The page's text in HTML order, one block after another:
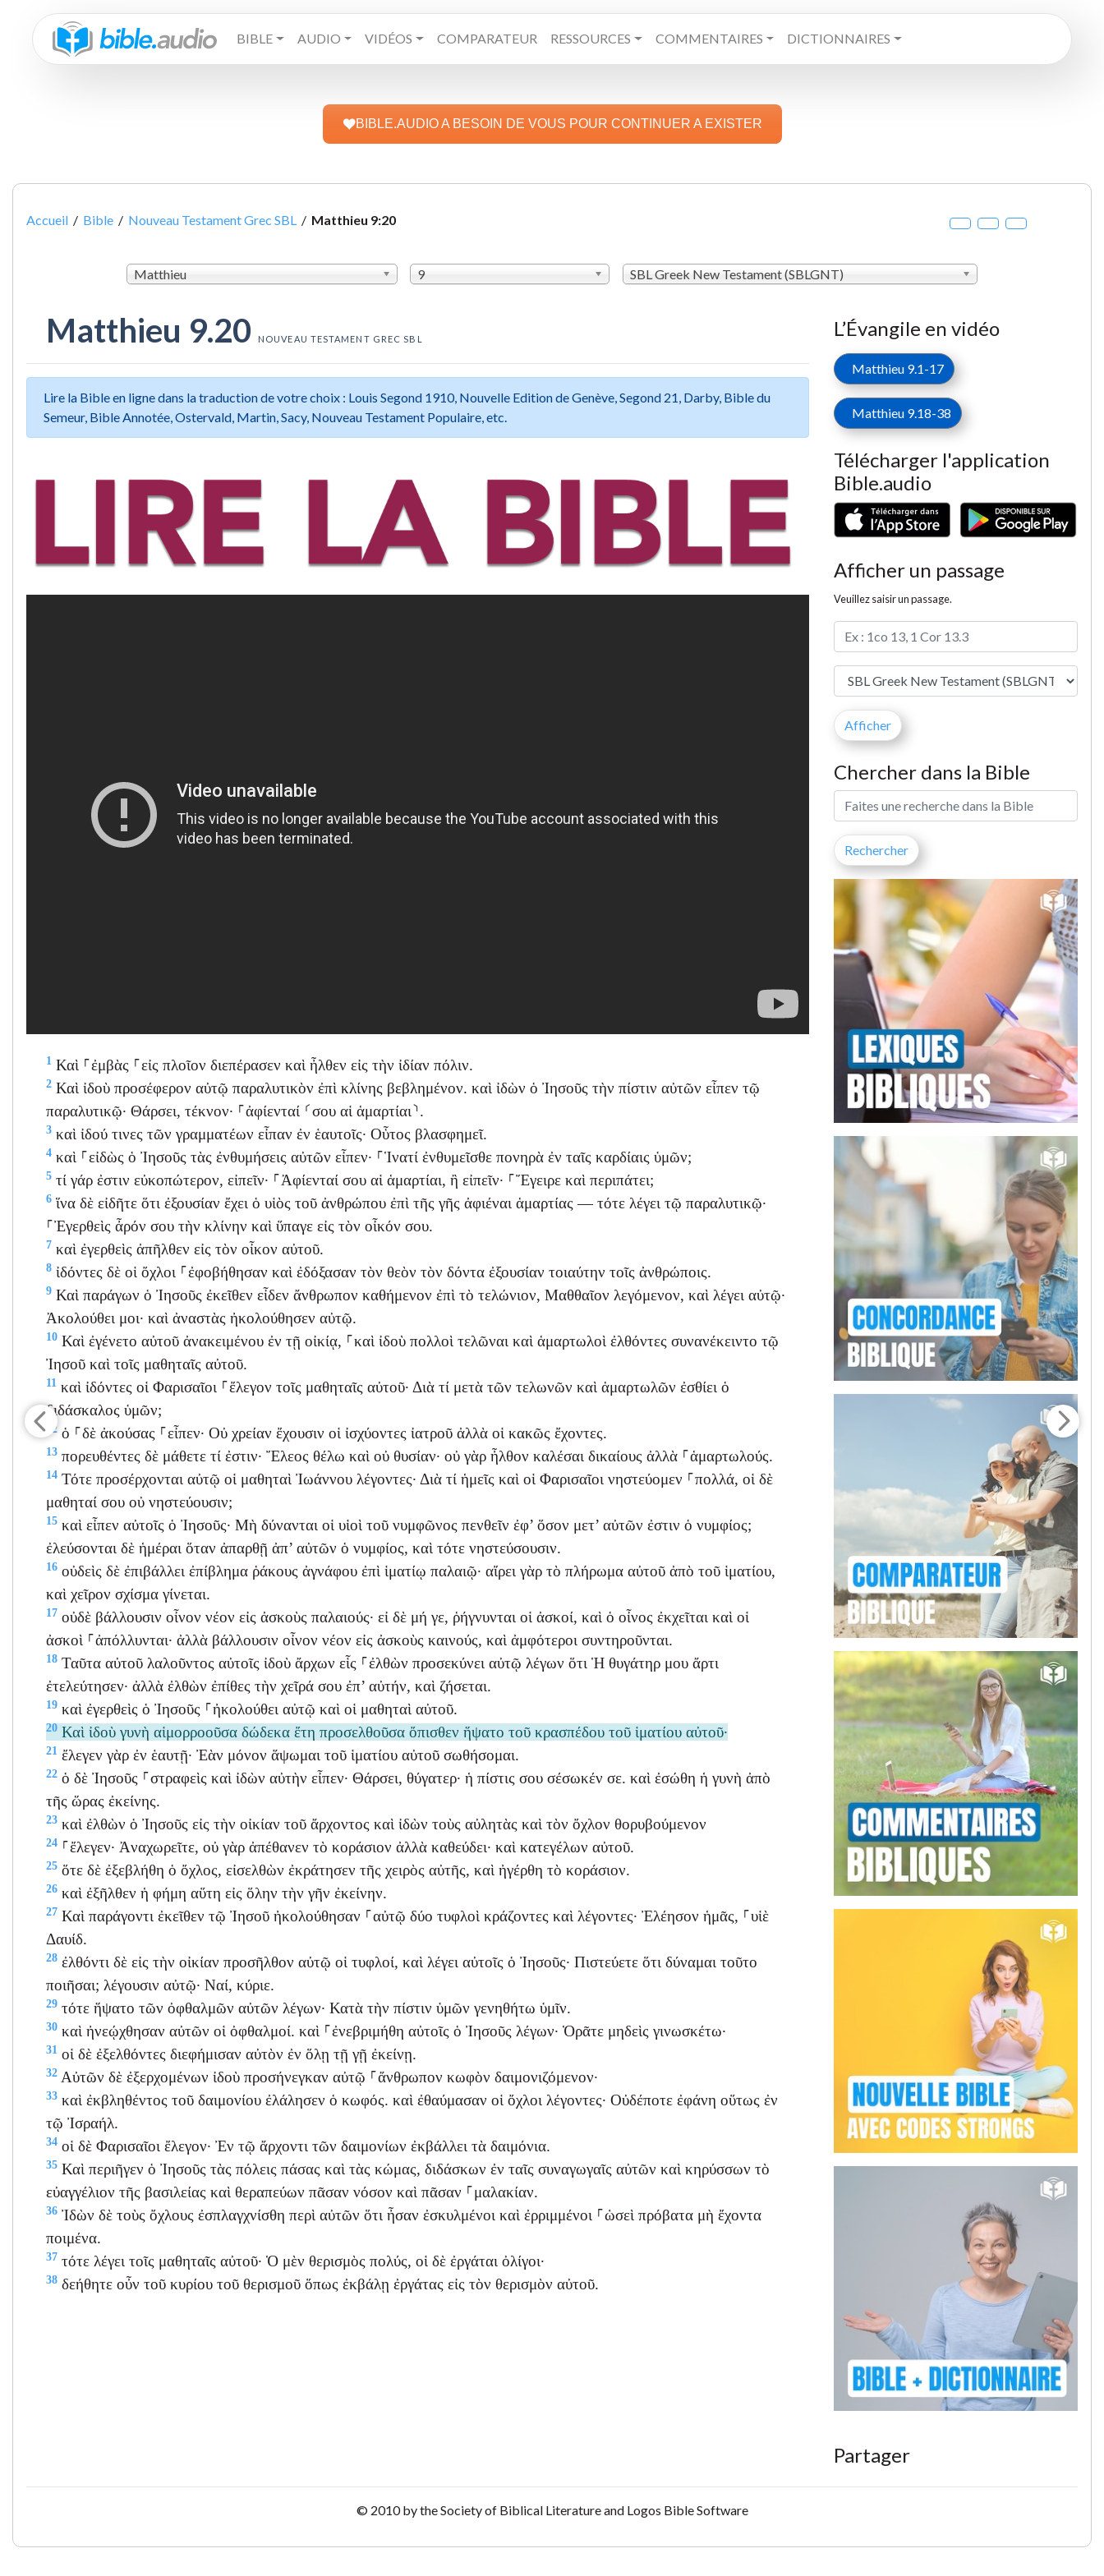
BIBLE AUDIO VIDÉOS COMPARATEUR RESSOURCES COMMENTAIRES DICTIONNAIRES
BIBLE.AUDIO A BESOIN DE VOUS POUR CONTINUER A EXISTER
Accueil / Bible / Nouveau Testament Grec SBL / Matthieu 9:20
Matthieu 9 SBL Greek New Testament (SBLGNT)
Matthieu 9.20 NOUVEAU TESTAMENT GREC SBL
Lire la Bible en ligne dans la traduction de votre choix : Louis Segond 1910, Nouvelle Edition de Genève, Segond 21, Darby, Bible du
Semeur, Bible Annotée, Ostervald, Martin, Sacy, Nouveau Testament Populaire, etc.
1 Καὶ ⸀ἐμβὰς ⸀εἰς πλοῖον διεπέρασεν καὶ ἦλθεν εἰς τὴν ἰδίαν πόλιν.
2 Καὶ ἰδοὺ προσέφερον αὐτῷ παραλυτικὸν ἐπὶ κλίνης βεβλημένον. καὶ ἰδὼν ὁ Ἰησοῦς τὴν πίστιν αὐτῶν εἶπεν τῷ
παραλυτικῷ· Θάρσει, τέκνον· ⸀ἀφίενταί ⸂σου αἱ ἁμαρτίαι⸃.
3 καὶ ἰδού τινες τῶν γραμματέων εἶπαν ἐν ἑαυτοῖς· Οὗτος βλασφημεῖ.
4 καὶ ⸀εἰδὼς ὁ Ἰησοῦς τὰς ἐνθυμήσεις αὐτῶν εἶπεν· ⸀Ἱνατί ἐνθυμεῖσθε πονηρὰ ἐν ταῖς καρδίαις ὑμῶν;
5 τί γάρ ἐστιν εὐκοπώτερον, εἰπεῖν· ⸀Ἀφίενταί σου αἱ ἁμαρτίαι, ἢ εἰπεῖν· ⸀Ἔγειρε καὶ περιπάτει;
6 ἵνα δὲ εἰδῆτε ὅτι ἐξουσίαν ἔχει ὁ υἱὸς τοῦ ἀνθρώπου ἐπὶ τῆς γῆς ἀφιέναι ἁμαρτίας — τότε λέγει τῷ παραλυτικῷ·
⸀Ἐγερθεὶς ἆρόν σου τὴν κλίνην καὶ ὕπαγε εἰς τὸν οἶκόν σου.
7 καὶ ἐγερθεὶς ἀπῆλθεν εἰς τὸν οἶκον αὐτοῦ.
8 ἰδόντες δὲ οἱ ὄχλοι ⸀ἐφοβήθησαν καὶ ἐδόξασαν τὸν θεὸν τὸν δόντα ἐξουσίαν τοιαύτην τοῖς ἀνθρώποις.
9 Καὶ παράγων ὁ Ἰησοῦς ἐκεῖθεν εἶδεν ἄνθρωπον καθήμενον ἐπὶ τὸ τελώνιον, Μαθθαῖον λεγόμενον, καὶ λέγει αὐτῷ·
Ἀκολούθει μοι· καὶ ἀναστὰς ἠκολούθησεν αὐτῷ.
10 Καὶ ἐγένετο αὐτοῦ ἀνακειμένου ἐν τῇ οἰκίᾳ, ⸀καὶ ἰδοὺ πολλοὶ τελῶναι καὶ ἁμαρτωλοὶ ἐλθόντες συνανέκειντο τῷ
Ἰησοῦ καὶ τοῖς μαθηταῖς αὐτοῦ.
11 καὶ ἰδόντες οἱ Φαρισαῖοι ⸀ἔλεγον τοῖς μαθηταῖς αὐτοῦ· Διὰ τί μετὰ τῶν τελωνῶν καὶ ἁμαρτωλῶν ἐσθίει ὁ
διδάσκαλος ὑμῶν;
12 ὁ ⸀δὲ ἀκούσας ⸀εἶπεν· Οὐ χρείαν ἔχουσιν οἱ ἰσχύοντες ἰατροῦ ἀλλὰ οἱ κακῶς ἔχοντες.
13 πορευθέντες δὲ μάθετε τί ἐστιν· Ἔλεος θέλω καὶ οὐ θυσίαν· οὐ γὰρ ἦλθον καλέσαι δικαίους ἀλλὰ ⸀ἁμαρτωλούς.
14 Τότε προσέρχονται αὐτῷ οἱ μαθηταὶ Ἰωάννου λέγοντες· Διὰ τί ἡμεῖς καὶ οἱ Φαρισαῖοι νηστεύομεν ⸀πολλά, οἱ δὲ
μαθηταί σου οὐ νηστεύουσιν;
15 καὶ εἶπεν αὐτοῖς ὁ Ἰησοῦς· Μὴ δύνανται οἱ υἱοὶ τοῦ νυμφῶνος πενθεῖν ἐφ’ ὅσον μετ’ αὐτῶν ἐστιν ὁ νυμφίος;
ἐλεύσονται δὲ ἡμέραι ὅταν ἀπαρθῇ ἀπ’ αὐτῶν ὁ νυμφίος, καὶ τότε νηστεύσουσιν.
16 οὐδεὶς δὲ ἐπιβάλλει ἐπίβλημα ῥάκους ἀγνάφου ἐπὶ ἱματίῳ παλαιῷ· αἴρει γὰρ τὸ πλήρωμα αὐτοῦ ἀπὸ τοῦ ἱματίου,
καὶ χεῖρον σχίσμα γίνεται.
17 οὐδὲ βάλλουσιν οἶνον νέον εἰς ἀσκοὺς παλαιούς· εἰ δὲ μή γε, ῥήγνυνται οἱ ἀσκοί, καὶ ὁ οἶνος ἐκχεῖται καὶ οἱ
ἀσκοὶ ⸀ἀπόλλυνται· ἀλλὰ βάλλουσιν οἶνον νέον εἰς ἀσκοὺς καινούς, καὶ ἀμφότεροι συντηροῦνται.
18 Ταῦτα αὐτοῦ λαλοῦντος αὐτοῖς ἰδοὺ ἄρχων εἷς ⸀ἐλθὼν προσεκύνει αὐτῷ λέγων ὅτι Ἡ θυγάτηρ μου ἄρτι
ἐτελεύτησεν· ἀλλὰ ἐλθὼν ἐπίθες τὴν χεῖρά σου ἐπ’ αὐτήν, καὶ ζήσεται.
19 καὶ ἐγερθεὶς ὁ Ἰησοῦς ⸀ἠκολούθει αὐτῷ καὶ οἱ μαθηταὶ αὐτοῦ.
20 Καὶ ἰδοὺ γυνὴ αἱμορροοῦσα δώδεκα ἔτη προσελθοῦσα ὄπισθεν ἥψατο τοῦ κρασπέδου τοῦ ἱματίου αὐτοῦ·
21 ἔλεγεν γὰρ ἐν ἑαυτῇ· Ἐὰν μόνον ἅψωμαι τοῦ ἱματίου αὐτοῦ σωθήσομαι.
22 ὁ δὲ Ἰησοῦς ⸀στραφεὶς καὶ ἰδὼν αὐτὴν εἶπεν· Θάρσει, θύγατερ· ἡ πίστις σου σέσωκέν σε. καὶ ἐσώθη ἡ γυνὴ ἀπὸ
τῆς ὥρας ἐκείνης.
23 καὶ ἐλθὼν ὁ Ἰησοῦς εἰς τὴν οἰκίαν τοῦ ἄρχοντος καὶ ἰδὼν τοὺς αὐλητὰς καὶ τὸν ὄχλον θορυβούμενον
24 ⸀ἔλεγεν· Ἀναχωρεῖτε, οὐ γὰρ ἀπέθανεν τὸ κοράσιον ἀλλὰ καθεύδει· καὶ κατεγέλων αὐτοῦ.
25 ὅτε δὲ ἐξεβλήθη ὁ ὄχλος, εἰσελθὼν ἐκράτησεν τῆς χειρὸς αὐτῆς, καὶ ἠγέρθη τὸ κοράσιον.
26 καὶ ἐξῆλθεν ἡ φήμη αὕτη εἰς ὅλην τὴν γῆν ἐκείνην.
27 Καὶ παράγοντι ἐκεῖθεν τῷ Ἰησοῦ ἠκολούθησαν ⸀αὐτῷ δύο τυφλοὶ κράζοντες καὶ λέγοντες· Ἐλέησον ἡμᾶς, ⸀υἱὲ
Δαυίδ.
28 ἐλθόντι δὲ εἰς τὴν οἰκίαν προσῆλθον αὐτῷ οἱ τυφλοί, καὶ λέγει αὐτοῖς ὁ Ἰησοῦς· Πιστεύετε ὅτι δύναμαι τοῦτο
ποιῆσαι; λέγουσιν αὐτῷ· Ναί, κύριε.
29 τότε ἥψατο τῶν ὀφθαλμῶν αὐτῶν λέγων· Κατὰ τὴν πίστιν ὑμῶν γενηθήτω ὑμῖν.
30 καὶ ἠνεῴχθησαν αὐτῶν οἱ ὀφθαλμοί. καὶ ⸀ἐνεβριμήθη αὐτοῖς ὁ Ἰησοῦς λέγων· Ὁρᾶτε μηδεὶς γινωσκέτω·
31 οἱ δὲ ἐξελθόντες διεφήμισαν αὐτὸν ἐν ὅλῃ τῇ γῇ ἐκείνῃ.
32 Αὐτῶν δὲ ἐξερχομένων ἰδοὺ προσήνεγκαν αὐτῷ ⸀ἄνθρωπον κωφὸν δαιμονιζόμενον·
33 καὶ ἐκβληθέντος τοῦ δαιμονίου ἐλάλησεν ὁ κωφός. καὶ ἐθαύμασαν οἱ ὄχλοι λέγοντες· Οὐδέποτε ἐφάνη οὕτως ἐν
τῷ Ἰσραήλ.
34 οἱ δὲ Φαρισαῖοι ἔλεγον· Ἐν τῷ ἄρχοντι τῶν δαιμονίων ἐκβάλλει τὰ δαιμόνια.
35 Καὶ περιῆγεν ὁ Ἰησοῦς τὰς πόλεις πάσας καὶ τὰς κώμας, διδάσκων ἐν ταῖς συναγωγαῖς αὐτῶν καὶ κηρύσσων τὸ
εὐαγγέλιον τῆς βασιλείας καὶ θεραπεύων πᾶσαν νόσον καὶ πᾶσαν ⸀μαλακίαν.
36 Ἰδὼν δὲ τοὺς ὄχλους ἐσπλαγχνίσθη περὶ αὐτῶν ὅτι ἦσαν ἐσκυλμένοι καὶ ἐρριμμένοι ⸀ὡσεὶ πρόβατα μὴ ἔχοντα
ποιμένα.
37 τότε λέγει τοῖς μαθηταῖς αὐτοῦ· Ὁ μὲν θερισμὸς πολύς, οἱ δὲ ἐργάται ὀλίγοι·
38 δεήθητε οὖν τοῦ κυρίου τοῦ θερισμοῦ ὅπως ἐκβάλῃ ἐργάτας εἰς τὸν θερισμὸν αὐτοῦ.
L’Évangile en vidéo
Matthieu 9.1-17
Matthieu 9.18-38
Télécharger l'application
Bible.audio
Afficher un passage
Veuillez saisir un passage.
Chercher dans la Bible
Partager
© 2010 by the Society of Biblical Literature and Logos Bible Software